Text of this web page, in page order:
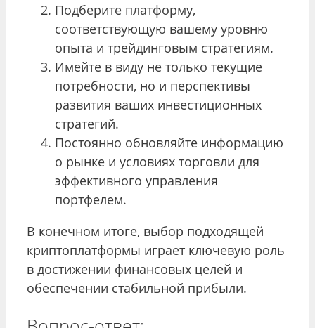
Подберите платформу,
соответствующую вашему уровню
опыта и трейдинговым стратегиям.
Имейте в виду не только текущие
потребности, но и перспективы
развития ваших инвестиционных
стратегий.
Постоянно обновляйте информацию
о рынке и условиях торговли для
эффективного управления
портфелем.
В конечном итоге, выбор подходящей
криптоплатформы играет ключевую роль
в достижении финансовых целей и
обеспечении стабильной прибыли.